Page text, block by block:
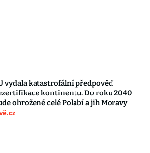
vydala katastrofální předpověď
kontinentu. Do roku 2040
ohrožené celé Polabí a jih Moravy